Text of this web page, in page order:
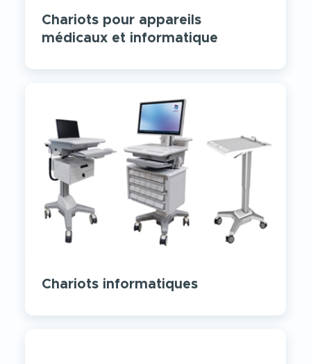
Chariots pour appareils
médicaux et informatique
Chariots informatiques